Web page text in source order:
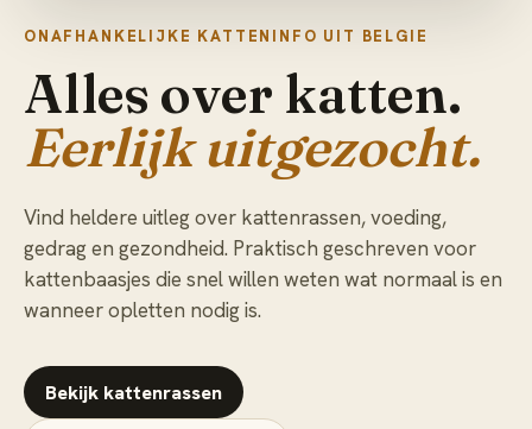
ONAFHANKELIJKE KATTENINFO UIT BELGIE
Alles over katten.
Eerlijk uitgezocht.
Vind heldere uitleg over kattenrassen, voeding,
gedrag en gezondheid. Praktisch geschreven voor
kattenbaasjes die snel willen weten wat normaal is en
wanneer opletten nodig is.
Bekijk kattenrassen